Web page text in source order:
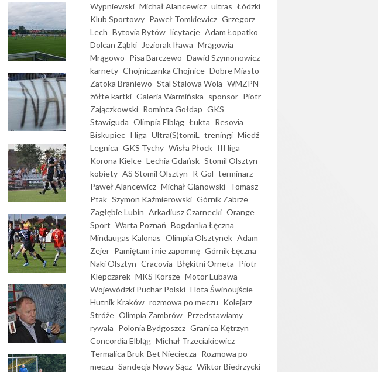
Wypniewski Michał Alancewicz ultras Łódzki
Klub Sportowy Paweł Tomkiewicz Grzegorz
Lech Bytovia Bytów licytacje Adam Łopatko
Dolcan Ząbki
Jeziorak Iława Mrągowia
Mrągowo Pisa Barczewo Dawid Szymonowicz
karnety Chojniczanka Chojnice Dobre Miasto
Zatoka Braniewo Stal Stalowa Wola WMZPN
żółte kartki Galeria Warmińska sponsor Piotr
Zajączkowski Rominta Gołdap GKS
Stawiguda Olimpia Elbląg Łukta Resovia
Biskupiec I liga Ultra(S)tomiL treningi Miedź
Legnica GKS Tychy Wisła Płock III liga
Korona Kielce Lechia Gdańsk Stomil Olsztyn -
kobiety AS Stomil Olsztyn R-Gol terminarz
Paweł Alancewicz Michał Glanowski Tomasz
Ptak Szymon Kaźmierowski Górnik Zabrze
Zagłębie Lubin Arkadiusz Czarnecki Orange
Sport Warta Poznań Bogdanka Łęczna
Mindaugas Kalonas Olimpia Olsztynek Adam
Zejer Pamiętam i nie zapomnę Górnik Łęczna
Naki Olsztyn Cracovia Błękitni Orneta Piotr
Klepczarek MKS Korsze Motor Lubawa
Wojewódzki Puchar Polski Flota Świnoujście
Hutnik Kraków rozmowa po meczu Kolejarz
Stróże Olimpia Zambrów Przedstawiamy
rywala Polonia Bydgoszcz Granica Kętrzyn
Concordia Elbląg Michał Trzeciakiewicz
Termalica Bruk-Bet Nieciecza Rozmowa po
meczu Sandecja Nowy Sącz Wiktor Biedrzycki